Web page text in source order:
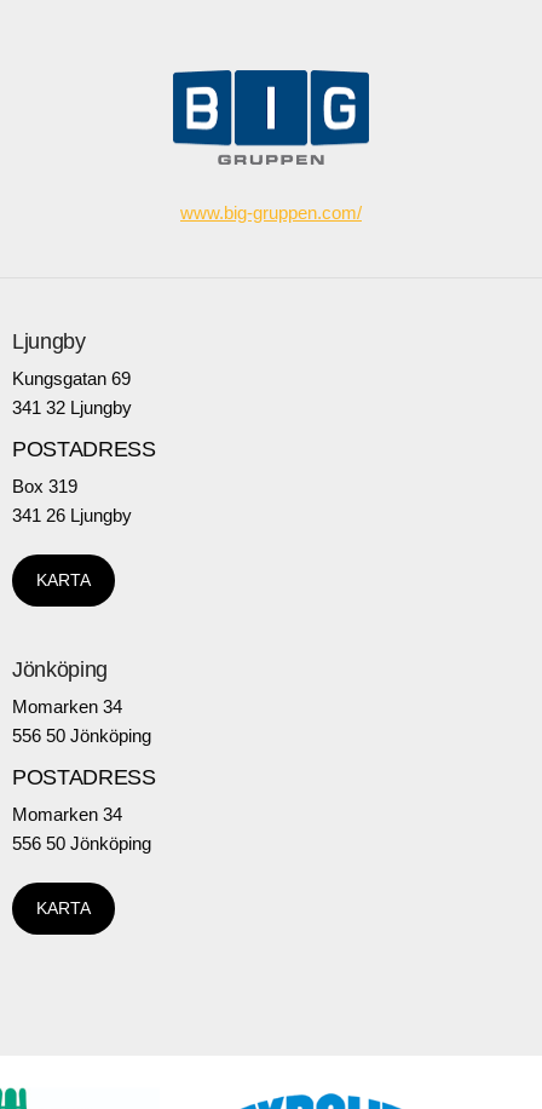
www.big-gruppen.com/
Ljungby
Kungsgatan 69
341 32 Ljungby
POSTADRESS
Box 319
341 26 Ljungby
KARTA
Jönköping
Momarken 34
556 50 Jönköping
POSTADRESS
Momarken 34
556 50 Jönköping
KARTA